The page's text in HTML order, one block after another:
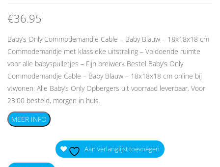
€36.95
Baby’s Only Commodemandje Cable – Baby Blauw – 18x18x18 cm
Commodemandje met klassieke uitstraling – Voldoende ruimte
voor alle babyspulletjes – Fijn breiwerk Bestel Baby’s Only
Commodemandje Cable – Baby Blauw – 18x18x18 cm online bij
vtwonen. Alle Baby’s Only Opbergers uit voorraad leverbaar. Voor
23:00 besteld, morgen in huis.
MEER INFO
Aan verlanglijst toevoegen